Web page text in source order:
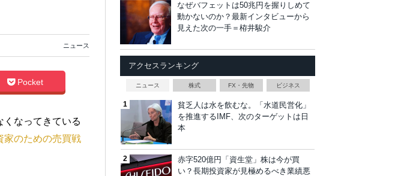
ニュース
Pocket
くなってきている
家のための売買戦
なぜバフェットは50兆円を握りしめて
動かないのか？最新インタビューから
見えた次の一手＝栫井駿介
アクセスランキング
ニュース 株式 FX・先物 ビジネス
貧乏人は水を飲むな。「水道民営化」
を推進するIMF、次のターゲットは日
本
赤字520億円「資生堂」株は今が買
い？長期投資家が見極めるべき業績悪